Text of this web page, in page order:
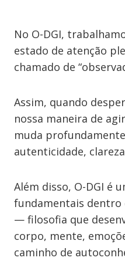
No O-DGI,
estado de atenção
chamado de
Assim, quando
nossa maneira de
muda
autenticidade,
Além disso, O-DGI é
fundamentais dentro
— filosofia que
corpo, mente,
caminho de